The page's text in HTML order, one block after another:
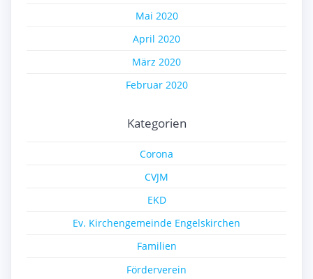
Mai 2020
April 2020
März 2020
Februar 2020
Kategorien
Corona
CVJM
EKD
Ev. Kirchengemeinde Engelskirchen
Familien
Förderverein